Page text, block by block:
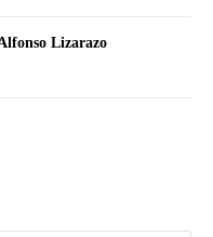
Lizarazo